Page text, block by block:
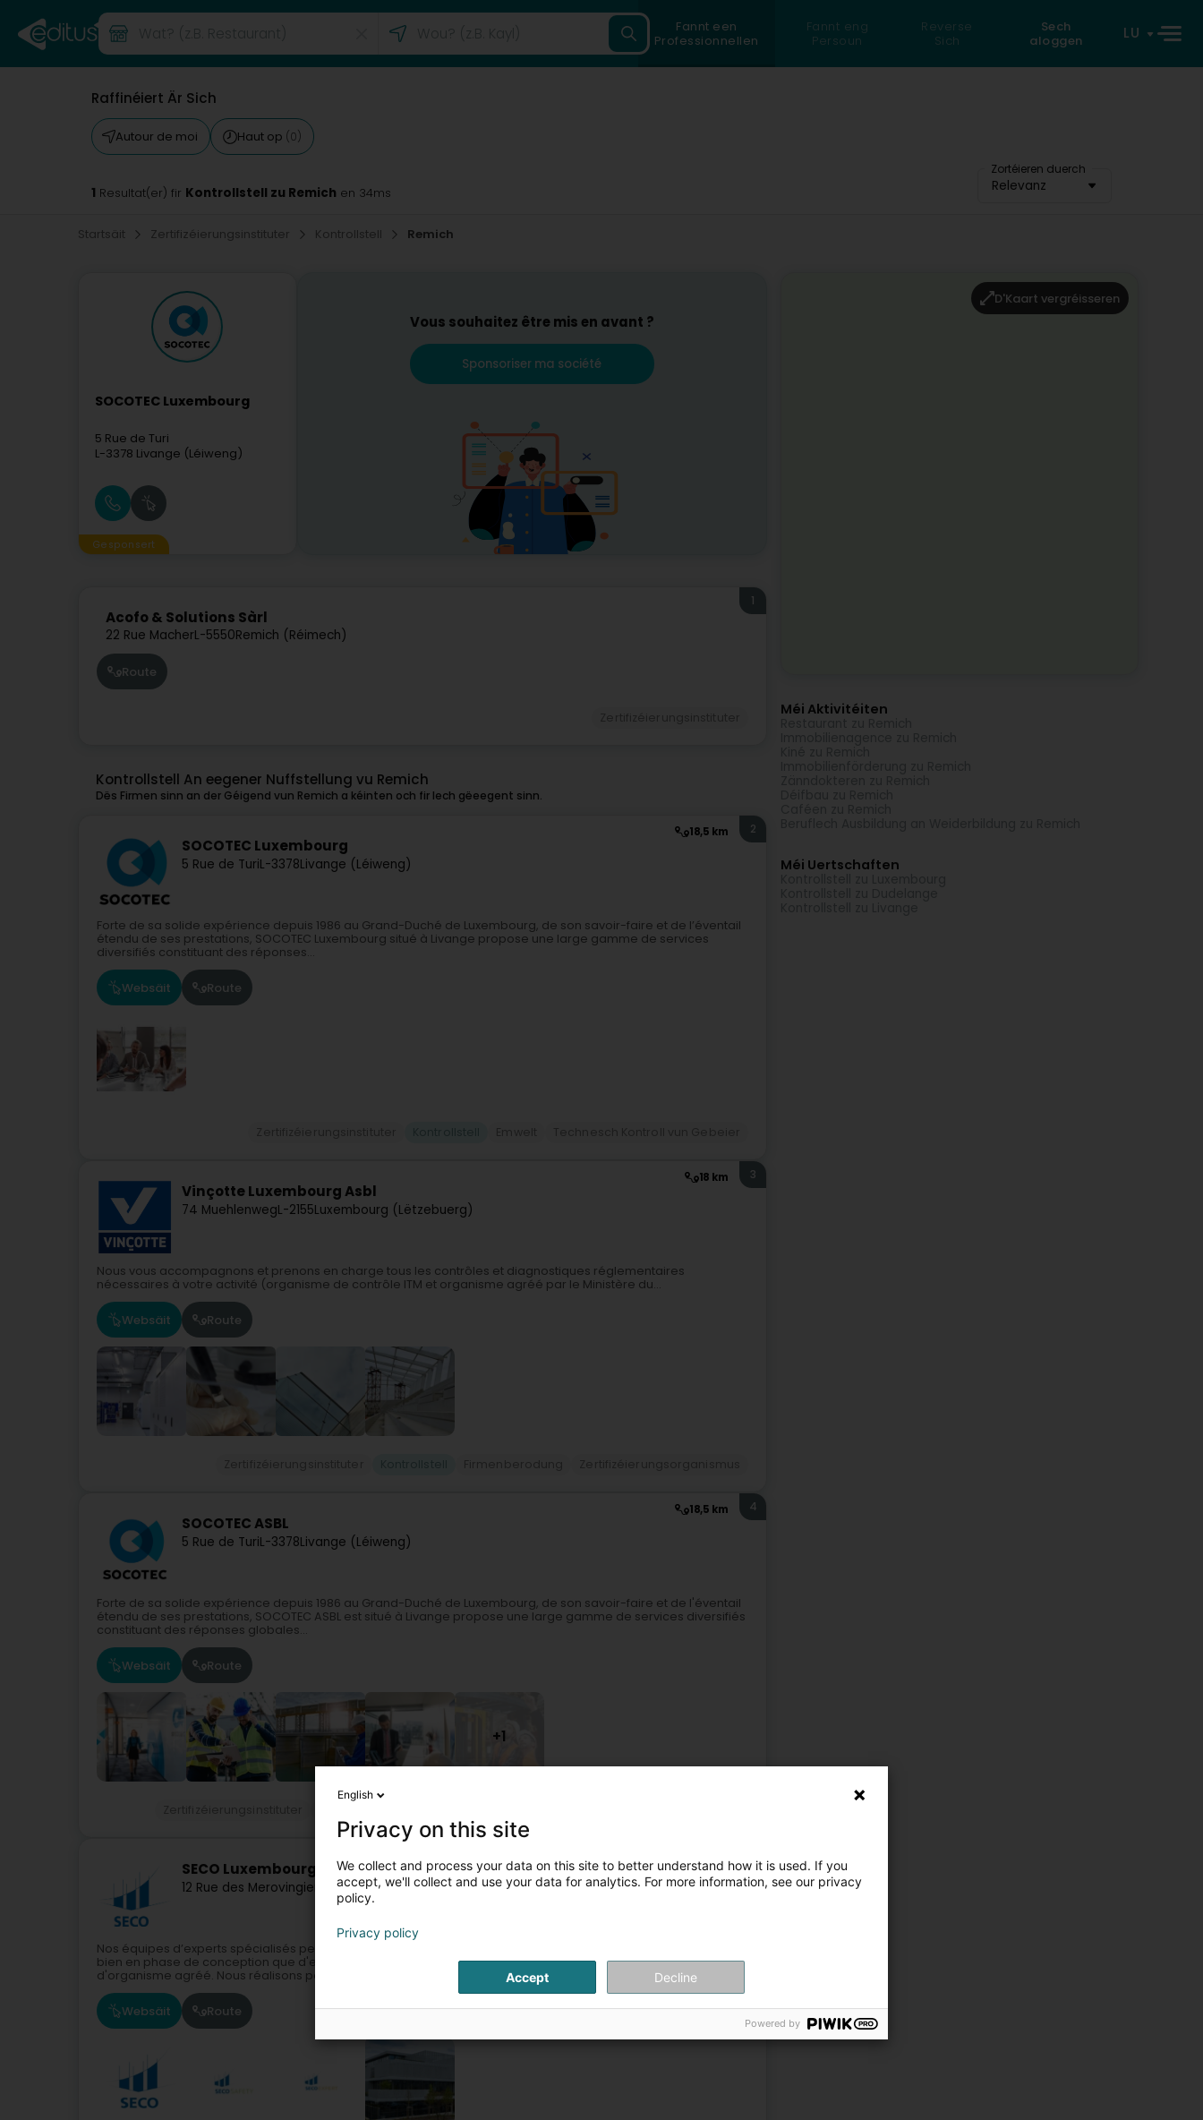
Fannt een
Professionnellen
Fannt eng
Persoun
Reverse
Sich
Sech
aloggen
LU
Raffinéiert Är Sich
Autour de moi Haut op (0)
Zortéieren duerch
Relevanz
1 Resultat(er) fir Kontrollstell zu Remich en 34ms
Startsäit Zertifizéierungsinstituter Kontrollstell Remich
SOCOTEC Luxembourg
5 Rue de Turi
L-3378 Livange (Léiweng)
Gesponsert
Vous souhaitez être mis en avant ?
Sponsoriser ma société
Acofo & Solutions Sàrl
22 Rue MacherL-5550Remich (Réimech)
1
Route
Kontrollstell An eegener Nuffstellung vu Remich
Dës Firmen sinn an der Géigend vun Remich a kéinten och fir Iech gëeegent sinn.
18,5 km
SOCOTEC Luxembourg
5 Rue de TuriL-3378Livange (Léiweng)
2
Forte de sa solide expérience depuis 1986 au Grand-Duché de Luxembourg, de son savoir-faire et de l’éventail
étendu de ses prestations, SOCOTEC Luxembourg situé à Livange propose une large gamme de services
diversifiés constituant des réponses...
Websäit Route
18 km
Vinçotte Luxembourg Asbl
74 MuehlenwegL-2155Luxembourg (Lëtzebuerg)
3
Nous vous accompagnons et prenons en charge tous les contrôles et diagnostiques réglementaires
nécessaires à votre activité (organisme de contrôle ITM et organisme agréé par le Ministère du...
Websäit Route
18,5 km
SOCOTEC ASBL
5 Rue de TuriL-3378Livange (Léiweng)
4
Forte de sa solide expérience depuis 1986 au Grand-Duché de Luxembourg, de son savoir-faire et de l'éventail
étendu de ses prestations, SOCOTEC ASBL est situé à Livange propose une large gamme de services diversifiés
constituant des réponses globales...
Websäit Route
+1
SECO Luxembourg
12 Rue des Merovingiens L-8070Bertrange (Bartreng)
Nos équipes d’experts spécialisés peuvent vous accompagner dans toutes les phases de votre projet aussi
bien en phase de conception que d'exécution. Nous pouvons vous aider en tant bureau de contrôle ou
d'organisme agréé. Nous réalisons pour cela...
Websäit Route
D'Kaart vergréisseren
Méi Aktivitéiten
Méi Uertschaften
English
Privacy on this site
We collect and process your data on this site to better understand how it is used. If you
accept, we'll collect and use your data for analytics. For more information, see our privacy
policy.
Privacy policy
Accept Decline
Powered by